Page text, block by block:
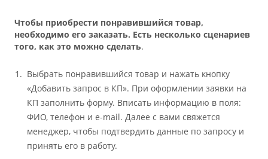
Чтобы приобрести понравившийся товар,
необходимо его заказать. Есть несколько сценариев
того, как это можно сделать.
Выбрать понравившийся товар и нажать кнопку
«Добавить запрос в КП». При оформлении заявки на
КП заполнить форму. Вписать информацию в поля:
ФИО, телефон и e-mail. Далее с вами свяжется
менеджер, чтобы подтвердить данные по запросу и
принять его в работу.